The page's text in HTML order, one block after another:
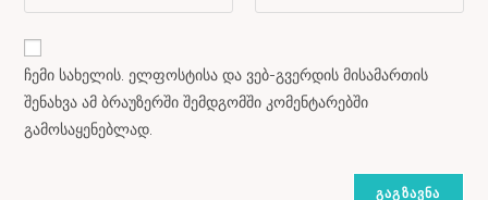
ჩემი სახელის. ელფოსტისა და ვებ-გვერდის მისამართის
შენახვა ამ ბრაუზერში შემდგომში კომენტარებში
გამოსაყენებლად.